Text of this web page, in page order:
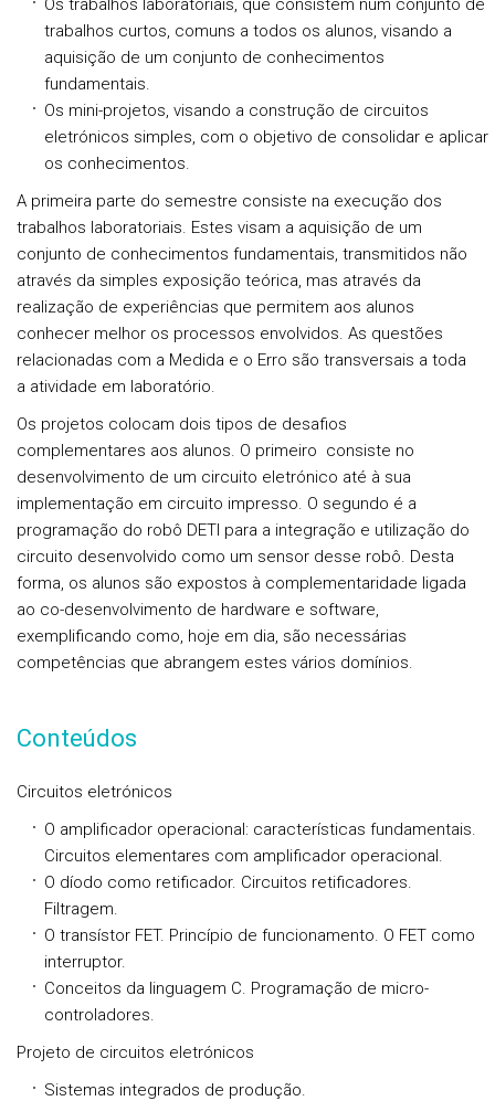
Os trabalhos laboratoriais, que consistem num conjunto de
trabalhos curtos, comuns a todos os alunos, visando a
aquisição de um conjunto de conhecimentos
fundamentais.
Os mini-projetos, visando a construção de circuitos
eletrónicos simples, com o objetivo de consolidar e aplicar
os conhecimentos.
A primeira parte do semestre consiste na execução dos
trabalhos laboratoriais. Estes visam a aquisição de um
conjunto de conhecimentos fundamentais, transmitidos não
através da simples exposição teórica, mas através da
realização de experiências que permitem aos alunos
conhecer melhor os processos envolvidos. As questões
relacionadas com a Medida e o Erro são transversais a toda
a atividade em laboratório.
Os projetos colocam dois tipos de desafios
complementares aos alunos. O primeiro consiste no
desenvolvimento de um circuito eletrónico até à sua
implementação em circuito impresso. O segundo é a
programação do robô DETI para a integração e utilização do
circuito desenvolvido como um sensor desse robô. Desta
forma, os alunos são expostos à complementaridade ligada
ao co-desenvolvimento de hardware e software,
exemplificando como, hoje em dia, são necessárias
competências que abrangem estes vários domínios.
Conteúdos
Circuitos eletrónicos
O amplificador operacional: características fundamentais.
Circuitos elementares com amplificador operacional.
O díodo como retificador. Circuitos retificadores.
Filtragem.
O transístor FET. Princípio de funcionamento. O FET como
interruptor.
Conceitos da linguagem C. Programação de micro-
controladores.
Projeto de circuitos eletrónicos
Sistemas integrados de produção.